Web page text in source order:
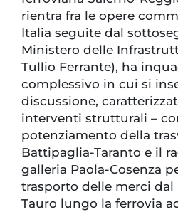
rientra fra le opere
Italia seguite dal
Ministero delle
Tullio Ferrante), ha
complessivo in cui si
discussione,
interventi strutturali –
potenziamento della
Battipaglia-Taranto e il
galleria Paola-Cosenza
trasporto delle merci dal
Tauro lungo la ferrovia